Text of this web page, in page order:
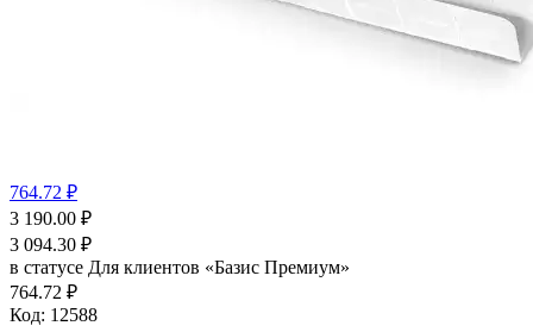
764.72 ₽
3 190.00 ₽
3 094.30 ₽
в статусе Для клиентов «Базис Премиум»
764.72 ₽
Код: 12588